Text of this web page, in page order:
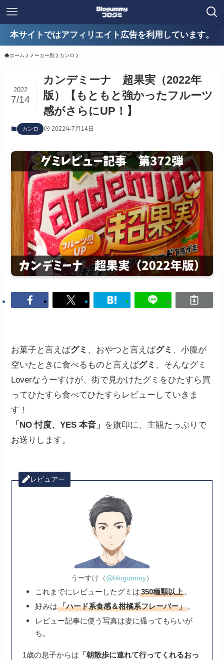
本サイトではアフィリエイト広告を利用しています。
ホーム メーカー別 カンロ
カンデミーナ 超果実（2022年
版）【もともと強かったフルーツ
感がさらにUP！】
2022
7/14
カンロ 2022年7月14日
お菓子と言えばグミ 、おやつと言えばグミ 、小腹が
空いたときに食べるものと言えばグミ 、そんなグミ
Loverなうーすけが、街で見かけたグミをひたすら買
ってひたすら食べてひたすらレビューしていきま
す！
「NO 忖度、YES 本音」 を旗印に、主観たっぷりで
お送りします。
レビュアー
うーすけ（ @blogummy）
これまでにレビューしたグミは350種類以上 。
好みは「ハード系食感＆柑橘系フレーバー」 。
レビュー記事に使う写真は妻に撮ってもらいが
ち。
1歳の息子からは 「朝散歩に連れて行ってくれるおっ